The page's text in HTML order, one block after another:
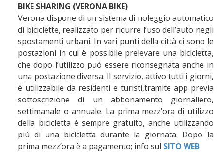
BIKE SHARING (VERONA BIKE)
Verona dispone di un sistema di noleggio automatico
di biciclette, realizzato per ridurre l’uso dell’auto negli
spostamenti urbani. In vari punti della città ci sono le
postazioni in cui è possibile prelevare una bicicletta,
che dopo l’utilizzo può essere riconsegnata anche in
una postazione diversa. Il servizio, attivo tutti i giorni,
è utilizzabile da residenti e turisti,tramite app previa
sottoscrizione di un abbonamento giornaliero,
settimanale o annuale. La prima mezz’ora di utilizzo
della bicicletta è sempre gratuito, anche utilizzando
più di una bicicletta durante la giornata. Dopo la
prima mezz’ora è a pagamento; info sul SITO WEB